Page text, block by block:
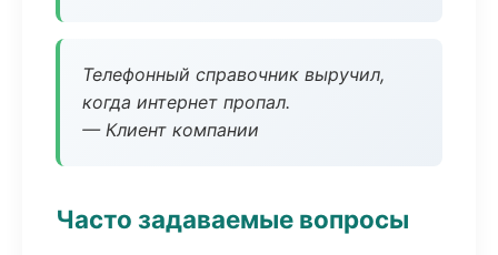
Телефонный справочник выручил,
когда интернет пропал.
— Клиент компании
Часто задаваемые вопросы